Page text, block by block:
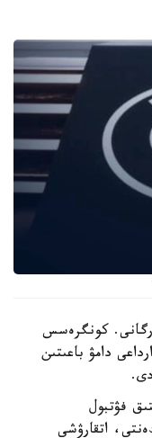
كونگرەسس
دامۋ باعىتىن
قۇرامىنا كىرەتىن 55 ۇلتتىق فۋتبول
اتقارۋشى